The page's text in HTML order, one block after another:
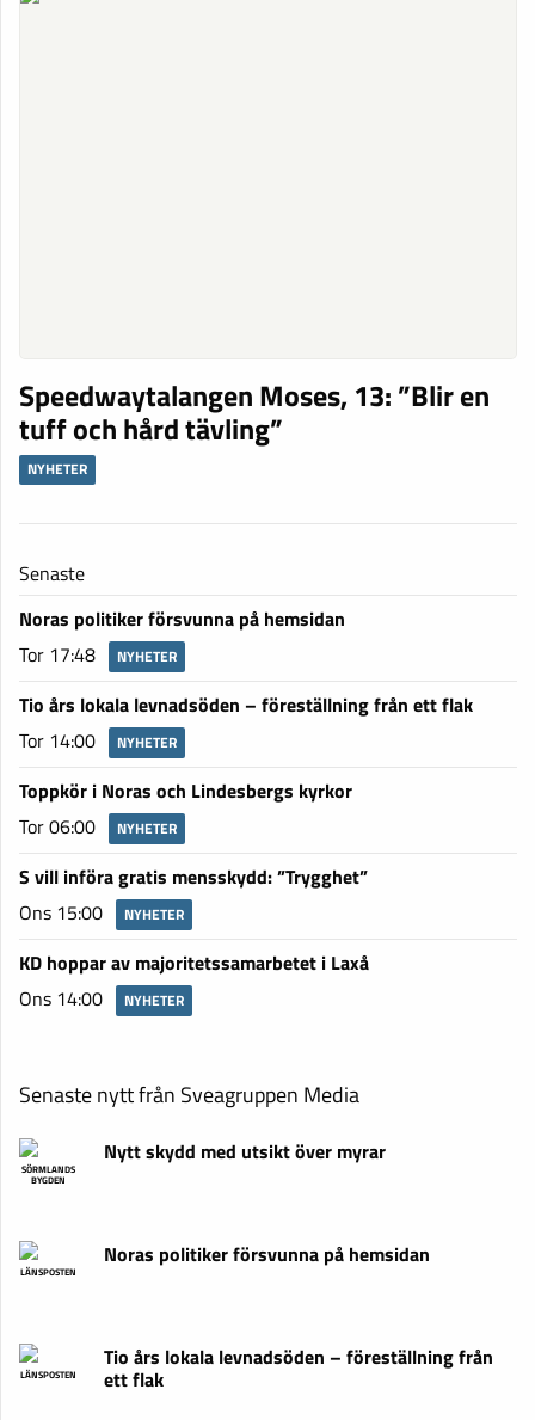
Speedwaytalangen Moses, 13: ”Blir en
tuff och hård tävling”
NYHETER
Senaste
Noras politiker försvunna på hemsidan
Tor 17:48
NYHETER
Tio års lokala levnadsöden – föreställning från ett flak
Tor 14:00
NYHETER
Toppkör i Noras och Lindesbergs kyrkor
Tor 06:00
NYHETER
S vill införa gratis mensskydd: ”Trygghet”
Ons 15:00
NYHETER
KD hoppar av majoritetssamarbetet i Laxå
Ons 14:00
NYHETER
Senaste nytt från Sveagruppen Media
SÖRMLANDS
BYGDEN
Nytt skydd med utsikt över myrar
LÄNSPOSTEN
Noras politiker försvunna på hemsidan
LÄNSPOSTEN
Tio års lokala levnadsöden – föreställning från
ett flak